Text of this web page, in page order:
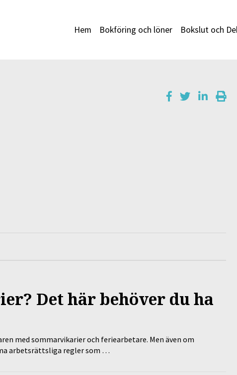
Hem Bokföring och löner Bokslut och
Det här behöver du ha
med sommarvikarier och feriearbetare. Men även om
arbetsrättsliga regler som …